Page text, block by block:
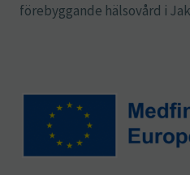
förebyggande hälsovård i